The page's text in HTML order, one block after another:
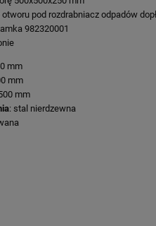
pod rozdrabniacz odpadów
982320001
mm
mm
mm
: stal nierdzewna